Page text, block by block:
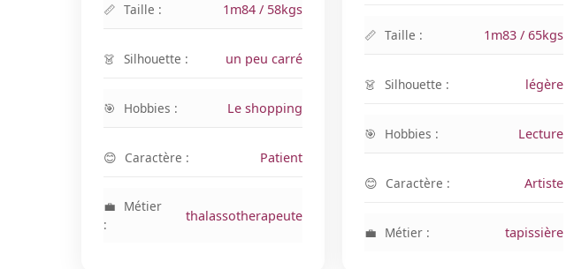
Taille : 1m84 / 58kgs
Silhouette : un peu carré
Hobbies : Le shopping
Caractère : Patient
Métier
:
thalassotherapeute
Taille : 1m83 / 65kgs
Silhouette : légère
Hobbies : Lecture
Caractère : Artiste
Métier : tapissière